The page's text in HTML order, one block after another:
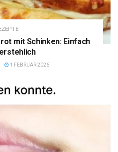
mit Schinken: Einfach
1 FEBRUAR 2026